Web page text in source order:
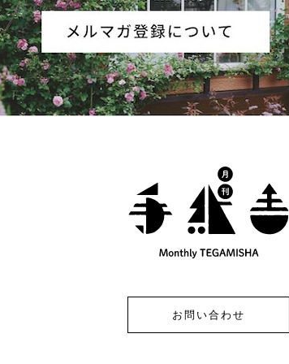
お問い合わせ